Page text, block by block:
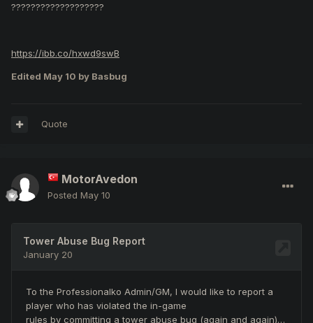
???????????????????
https://ibb.co/hxwd9swB
Edited May 10 by Basbug
Quote
MotorAvedon
Posted May 10